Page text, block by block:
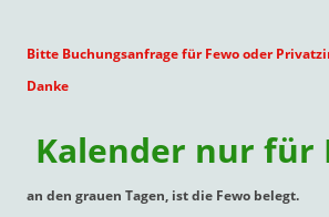
Bitte Buchungsanfrage für Fewo oder
Danke
Kalender nur für
an den grauen Tagen, ist die Fewo belegt.